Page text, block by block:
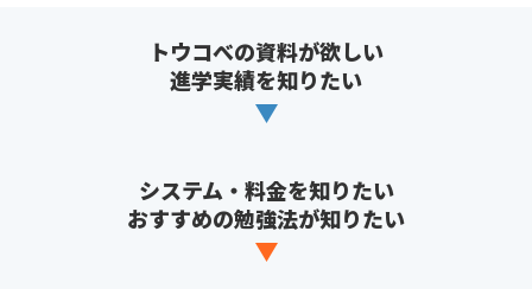
トウコべの資料が欲しい
進学実績を知りたい
システム・料金を知りたい
おすすめの勉強法が知りたい